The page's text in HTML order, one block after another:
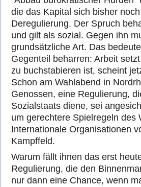
die das Kapital sich bisher
Deregulierung. Der Spruch
und gilt als sozial. Gegen ihn
grundsätzliche Art. Das
Gegenteil beharren: Arbeit
zu buchstabieren ist, scheint
Schon am Wahlabend in
Genossen, eine Regulierung,
Sozialstaats diene, sei
um gerechtere Spielregeln des
Internationale Organisationen
Kampffeld.
Warum fällt ihnen das erst
Regulierung, die den
nur dann eine Chance, wenn